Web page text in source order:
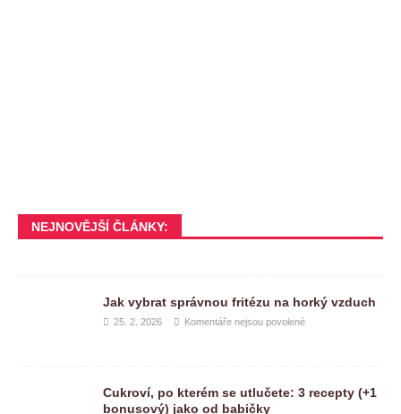
NEJNOVĚJŠÍ ČLÁNKY:
Jak vybrat správnou fritézu na horký vzduch
25. 2. 2026 Komentáře nejsou povolené
Cukroví, po kterém se utlučete: 3 recepty (+1
bonusový) jako od babičky